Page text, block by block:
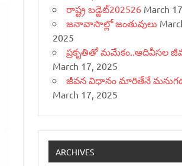
రాష్ట్ర బడ్జెట్‌202526 March
జనావాసాల్లో జంతువులు
2025
ప్రకృతితో మమేకం..ఆదివీసల
March 17, 2025
జీవన విధానం మారితేనే
March 17, 2025
ARCHIVES